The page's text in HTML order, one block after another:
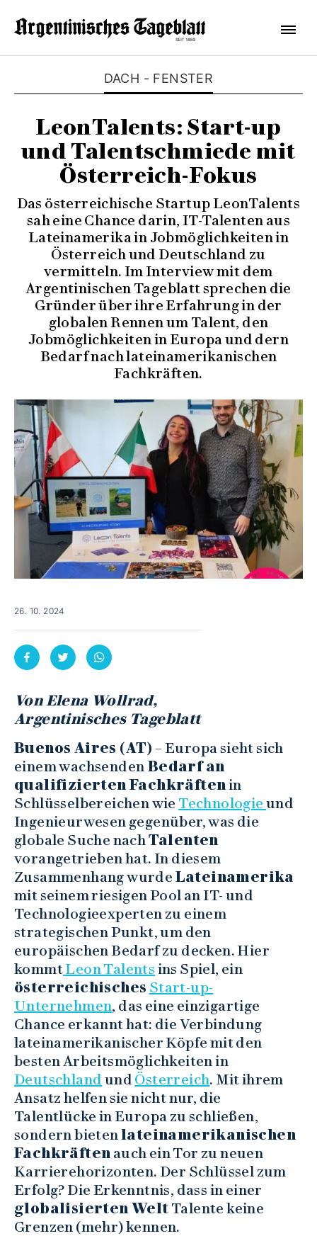
DACH - FENSTER
LeonTalents: Start-up
und Talentschmiede mit
Österreich-Fokus
Das österreichische Startup LeonTalents
sah eine Chance darin, IT-Talenten aus
Lateinamerika in Jobmöglichkeiten in
Österreich und Deutschland zu
vermitteln. Im Interview mit dem
Argentinischen Tageblatt sprechen die
Gründer über ihre Erfahrung in der
globalen Rennen um Talent, den
Jobmöglichkeiten in Europa und dern
Bedarf nach lateinamerikanischen
Fachkräften.
26. 10. 2024
Von Elena Wollrad,
Argentinisches Tageblatt
Buenos Aires (AT) – Europa sieht sich
einem wachsenden Bedarf an
qualifizierten Fachkräftenin
Schlüsselbereichen wie Technologieund
Ingenieurwesen gegenüber, was die
globale Suche nachTalenten
vorangetrieben hat. In diesem
Zusammenhang wurde Lateinamerika
mit seinem riesigen Pool an IT- und
Technologieexperten zu einem
strategischen Punkt, um den
europäischen Bedarf zu decken. Hier
kommtLeon Talents ins Spiel, ein
österreichisches Start-up-
Unternehmen, das eine einzigartige
Chance erkannt hat: die Verbindung
lateinamerikanischer Köpfe mit den
besten Arbeitsmöglichkeiten in
Deutschland und Österreich. Mit ihrem
Ansatz helfen sie nicht nur, die
Talentlücke in Europa zu schließen,
sondern bietenlateinamerikanischen
Fachkräften auch ein Tor zu neuen
Karrierehorizonten. Der Schlüssel zum
Erfolg? Die Erkenntnis, dass in einer
globalisierten Welt Talente keine
Grenzen (mehr) kennen.